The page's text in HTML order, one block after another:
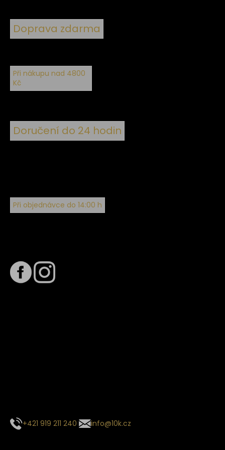
Doprava zdarma
Při nákupu nad 4800
Kč
Doručení do 24 hodin
Při objednávce do 14:00 h
+421 919 211 240 info@10k.cz